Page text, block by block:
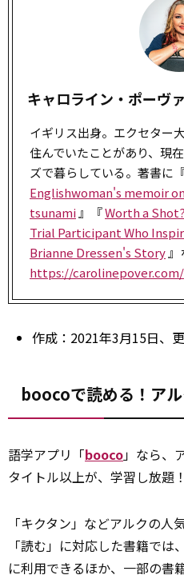
キャロライン・ポーヴ
イギリス出身。エクセター
住んでいたことがあり、現
ズで暮らしている。著書に
Englishwoman's memoir
tsunami 』『Worth a
Trial Participant Who
Brianne Dressen's Story 』
https://carolinepover.com/
作成：2021年3月15日、
boocoで読める！ア
語学アプリ「booco」なら、
タイトル以上が、学習し放題！
「キクタン」などアルクの人
「読む」に対応した書籍で
に利用できるほか、一部の書